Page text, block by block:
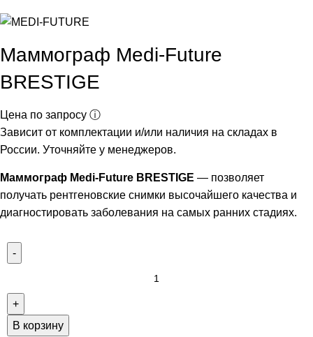
Маммограф Medi-Future
BRESTIGE
Цена по запросу ⓘ
Зависит от комплектации и/или наличия на складах в
России. Уточняйте у менеджеров.
Маммограф Medi-Future BRESTIGE — позволяет
получать рентгеновские снимки высочайшего качества и
диагностировать заболевания на самых ранних стадиях.
В корзину